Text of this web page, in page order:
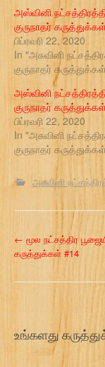
அஸ்வினி
குருநாதர்
பிப்ரவரி 22, 2020
In "அசுவினி
குருநாதர்
அஸ்வினி
குருநாதர்
பிப்ரவரி 22, 2020
In "அசுவினி
குருநாதர்
அசுவினி
P
n
← மூல நட்சத்திர
கருத்துக்கள் #14
உங்களது